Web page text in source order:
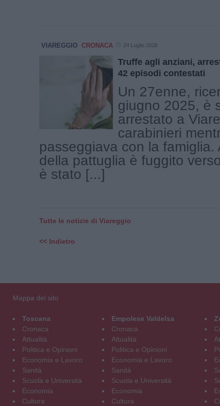
VIAREGGIO CRONACA 24 Luglio 2026
Truffe agli anziani,
42 episodi contestati
Un 27enne,
giugno 2025, è
arrestato a
carabinieri
passeggiava con la famiglia.
della pattuglia è fuggito
è stato [...]
Tutte le notizie di Viareggio
<< Indietro
Mappa del sito
Toscana
Cronaca
Attualità
Politica e Opinioni
Economia e Lavoro
Sanità
Scuola e Università
Economia
Cultura
Empolese Valdelsa
Cronaca
Attualità
Politica e Opinioni
Economia e Lavoro
Sanità
Scuola e Università
Economia
Cultura